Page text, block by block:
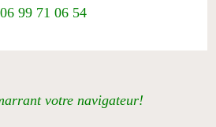
06 99 71 06 54
votre navigateur!